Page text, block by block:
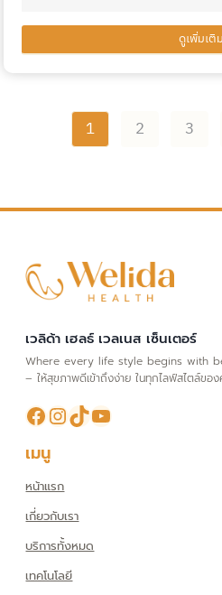
ดูเพิ่มเติม
t
g
1 2 3
เวลิด้า เฮลธ์ เวลเนส เซ็นเตอร์
Where every life style begins with
– ให้สุขภาพดีเข้าถึงง่าย ในทุกไลฟ์สไตล์ขอ
Facebook
Instagram
TikTokYouTube
เมนู
หน้าแรก
เกี่ยวกับเรา
บริการทั้งหมด
เทคโนโลยี